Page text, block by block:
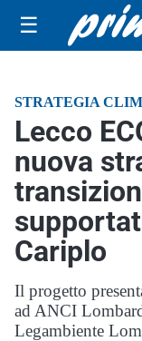
☰
STRATEGIA
Lecco
nuova
Cariplo
Il progetto
ad ANCI
Legambiente